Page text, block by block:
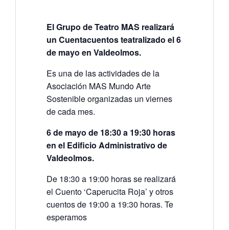
El Grupo de Teatro MAS realizará
un Cuentacuentos teatralizado el 6
de mayo en Valdeolmos.
Es una de las actividades de la
Asociación MAS Mundo Arte
Sostenible organizadas un viernes
de cada mes.
6 de mayo de 18:30 a 19:30 horas
en el Edificio Administrativo de
Valdeolmos.
De 18:30 a 19:00 horas se realizará
el Cuento ‘Caperucita Roja’ y otros
cuentos de 19:00 a 19:30 horas. Te
esperamos